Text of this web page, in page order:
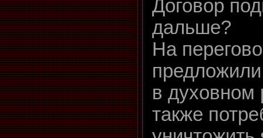
Договор
дальше?
На
в духовном
также